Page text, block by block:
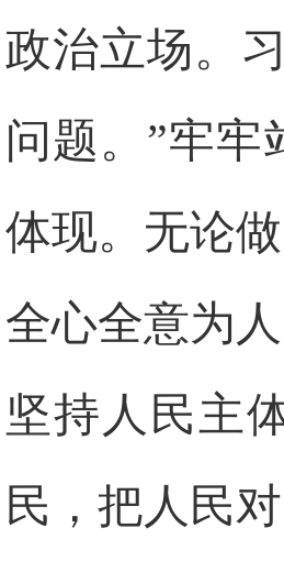
政治立场。
问题。”牢
体现。无论
全心全意为
坚持人民主
民，把人民